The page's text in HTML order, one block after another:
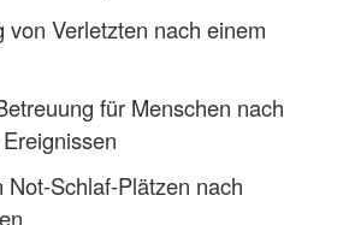
von Verletzten nach einem
für Menschen nach
Not-Schlaf-Plätzen nach